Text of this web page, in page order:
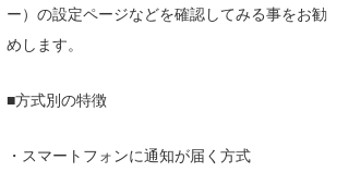
ー）の設定ページなどを確認してみる事をお勧
めします。
■方式別の特徴
・スマートフォンに通知が届く方式